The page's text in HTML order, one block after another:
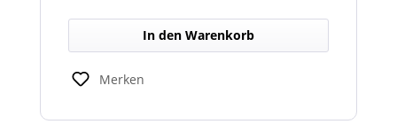
In den Warenkorb
Merken